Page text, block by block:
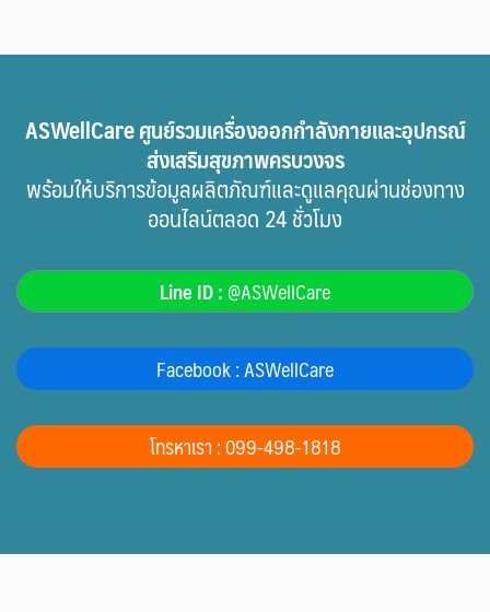
ASWellCare ศูนย์รวมเครื่องออกกำลังกายและอุปกรณ์
ส่งเสริมสุขภาพครบวงจร
พร้อมให้บริการข้อมูลผลิตภัณฑ์และดูแลคุณผ่านช่องทาง
ออนไลน์ตลอด 24 ชั่วโมง
Line ID :@ASWellCare
Facebook : ASWellCare
โทรหาเรา : 099-498-1818